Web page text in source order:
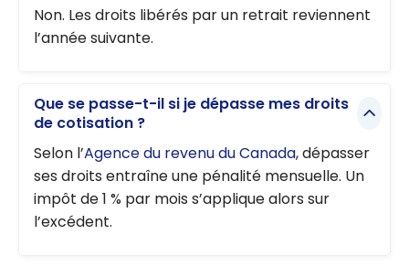
Non. Les droits libérés par un retrait reviennent
l’année suivante.
Que se passe-t-il si je dépasse mes droits
de cotisation ?
Selon l’Agence du revenu du Canada, dépasser
ses droits entraîne une pénalité mensuelle. Un
impôt de 1 % par mois s’applique alors sur
l’excédent.